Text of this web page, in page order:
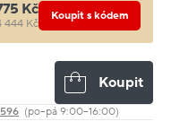
Kč
444 Kč
Koupit s kódem
Koupit
(po–pá 9:00–16:00)